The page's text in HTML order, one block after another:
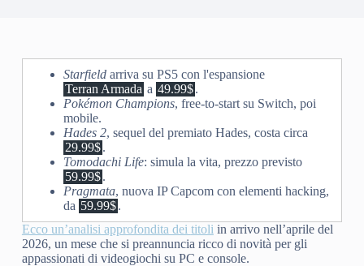
Starfieldarriva su PS5 con l'espansione
Terran Armada a 49.99$.
Pokémon Champions, free-to-start su Switch, poi
mobile.
Hades 2, sequel del premiato Hades, costa circa
29.99$.
Tomodachi Life: simula la vita, prezzo previsto
59.99$.
Pragmata, nuova IP Capcom con elementi hacking,
da 59.99$.
Ecco un’analisi approfondita dei titoli in arrivo nell’aprile del
2026, un mese che si preannuncia ricco di novità per gli
appassionati di videogiochi su PC e console.